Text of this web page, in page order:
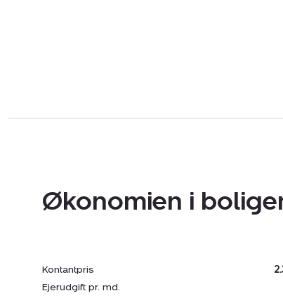
Økonomien i
Kontantpris
Ejerudgift pr. md.